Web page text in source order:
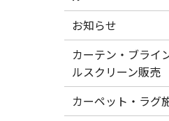
お知らせ
カーテン・ブライ
ルスクリーン販売
カーペット・ラグ